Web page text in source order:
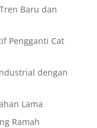
Baru dan
Pengganti Cat
dengan
Lama
Ramah